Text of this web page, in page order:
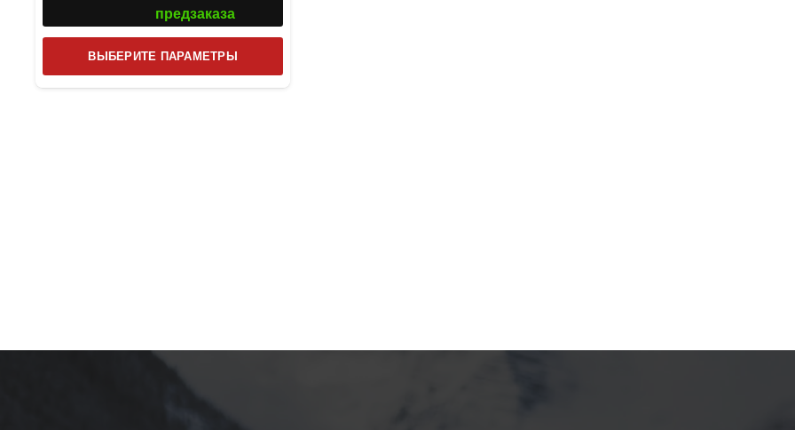
предзаказа
ВЫБЕРИТЕ ПАРАМЕТРЫ
товар